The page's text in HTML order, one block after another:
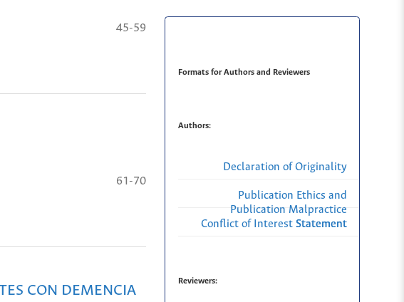
45-59
61-70
CON DEMENCIA
Formats for Authors and Reviewers
Authors:
Declaration of Originality
Publication Ethics and
Publication Malpractice
Statement
Conflict of Interest Statement
Reviewers: